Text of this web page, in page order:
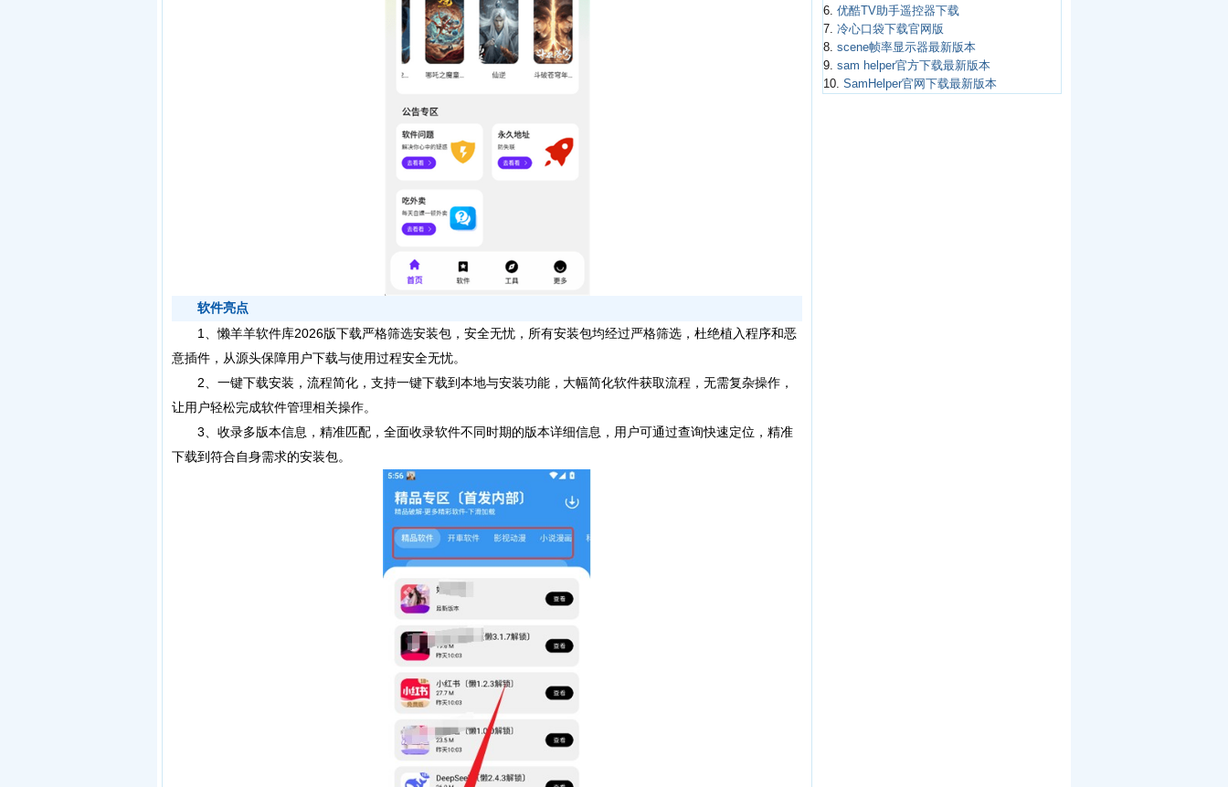
软件亮点
1、懒羊羊软件库2026版下载严格筛选安装包，安全无忧，所有安装包均经过严格筛选，杜绝植入程序和恶
意插件，从源头保障用户下载与使用过程安全无忧。
2、一键下载安装，流程简化，支持一键下载到本地与安装功能，大幅简化软件获取流程，无需复杂操作，
让用户轻松完成软件管理相关操作。
3、收录多版本信息，精准匹配，全面收录软件不同时期的版本详细信息，用户可通过查询快速定位，精准
下载到符合自身需求的安装包。
6. 优酷TV助手遥控器下载
7. 冷心口袋下载官网版
8. scene帧率显示器最新版本
9. sam helper官方下载最新版本
10. SamHelper官网下载最新版本